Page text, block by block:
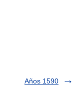
Años 1590